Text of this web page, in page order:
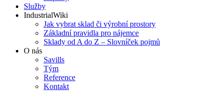
Služby
IndustrialWiki
Jak vybrat sklad či výrobní prostory
Základní pravidla pro nájemce
Sklady od A do Z – Slovníček pojmů
O nás
Savills
Tým
Reference
Kontakt​